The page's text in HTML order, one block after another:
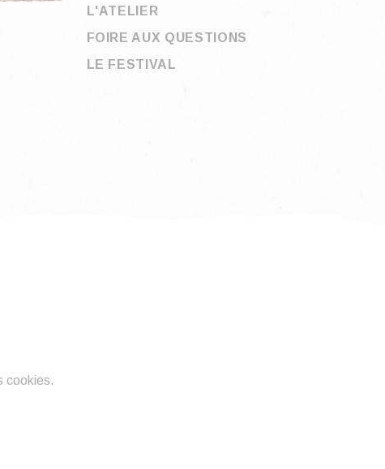
L'ATELIER
FOIRE AUX QUESTIONS
LE FESTIVAL
cookies.